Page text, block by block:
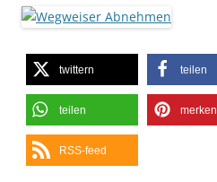
twittern teilen
teilen merken
RSS-feed